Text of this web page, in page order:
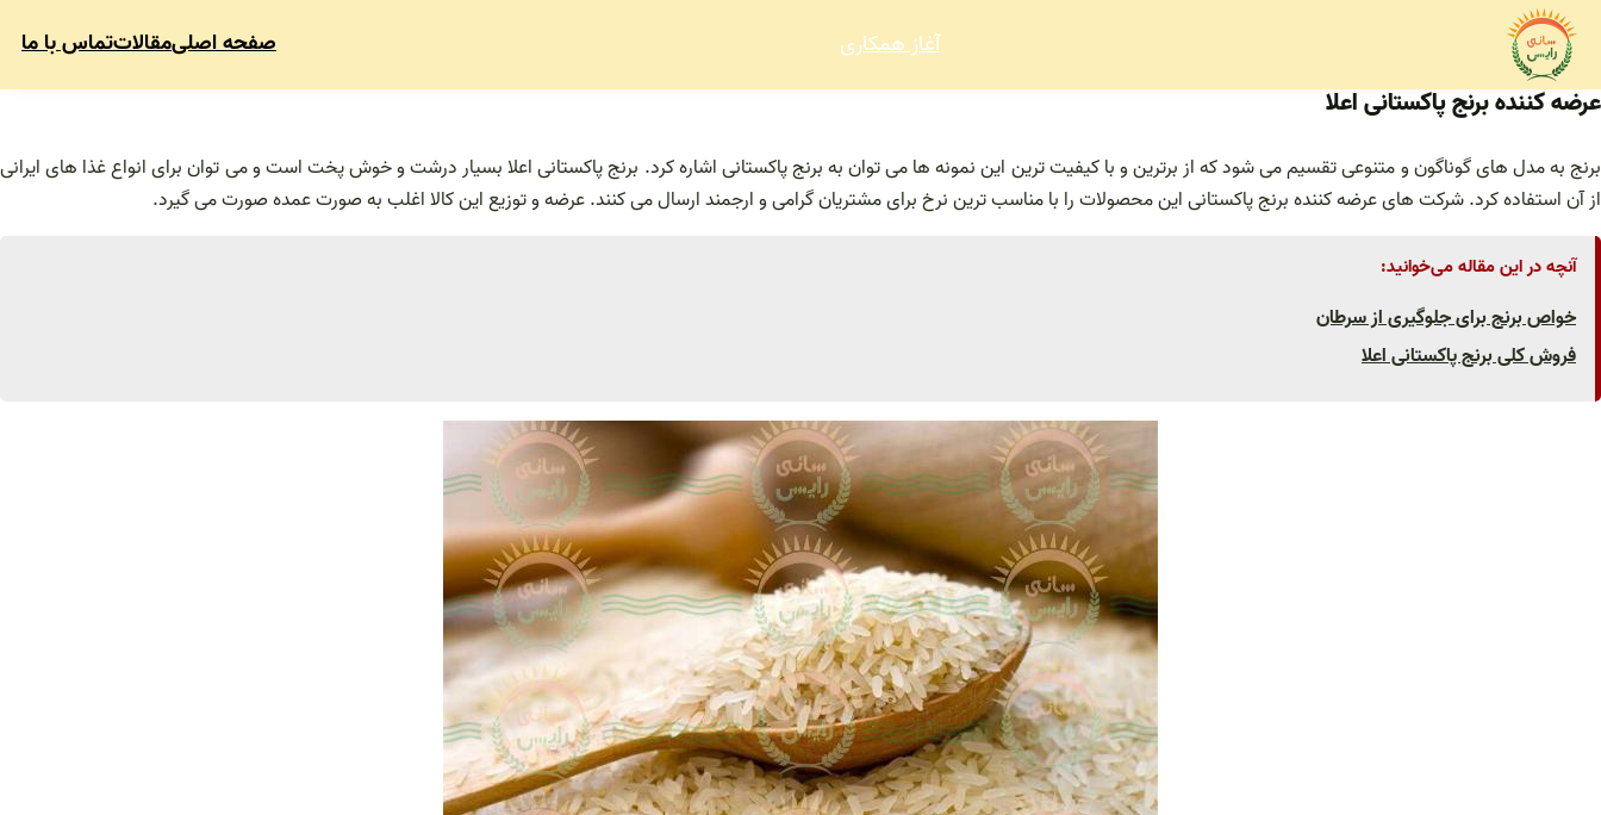
محتوا
آغاز همکاری صفحه اصلیمقالاتتماس با ما
عرضه کننده برنج پاکستانی اعلا
برنج به مدل های گوناگون و متنوعی تقسیم می شود که از برترین و با کیفیت ترین این نمونه ها می توان به برنج پاکستانی اشاره کرد. برنج پاکستانی اعلا بسیار درشت و خوش پخت است و می توان برای انواع غذا های ایرانی
از آن استفاده کرد. شرکت های عرضه کننده برنج پاکستانی این محصولات را با مناسب ترین نرخ برای مشتریان گرامی و ارجمند ارسال می کنند. عرضه و توزیع این کالا اغلب به صورت عمده صورت می گیرد.
آنچه در این مقاله می‌خوانید:
خواص برنج برای جلوگیری از سرطان
فروش کلی برنج پاکستانی اعلا